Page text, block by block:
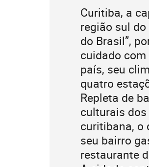
extra
Curitiba, a
região sul
do Brasil”,
cuidado
país, seu
quatro
Repleta de
culturais
curitibana, o
seu bairro
restaurante